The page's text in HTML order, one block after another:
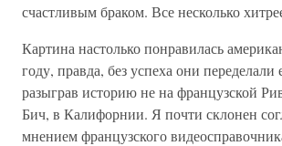
счастливым браком. Все несколько
Картина настолько понравилась
году, правда, без успеха они переделали
разыграв историю не на французской
Бич, в Калифорнии. Я почти склонен
мнением французского